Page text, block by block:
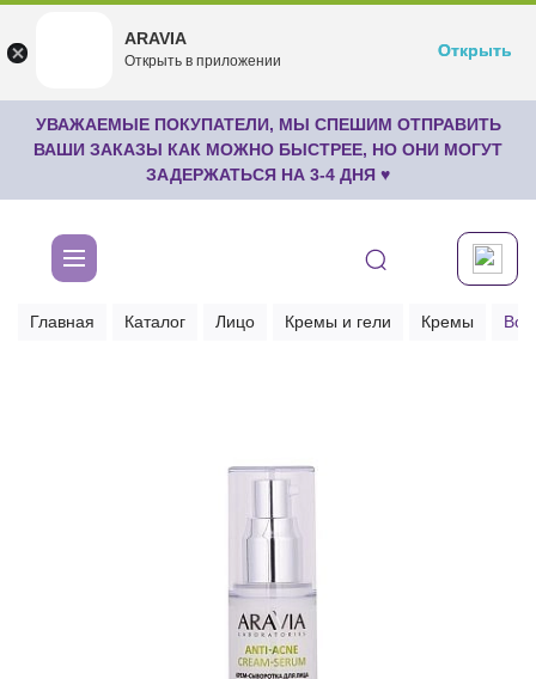
undefined
Бесплатноru.aravia.new
Открыть
УВАЖАЕМЫЕ ПОКУПАТЕЛИ, МЫ СПЕШИМ ОТПРАВИТЬ
ВАШИ ЗАКАЗЫ КАК МОЖНО БЫСТРЕЕ, НО ОНИ МОГУТ
ЗАДЕРЖАТЬСЯ НА 3-4 ДНЯ ♥
Главная Каталог Лицо Кремы и гели Кремы
ARAVIA
Открыть в приложении
Открыть